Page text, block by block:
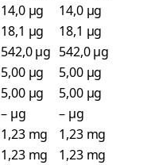
14,0 µg
14,0 µg
18,1 µg
18,1 µg
542,0 µg 542,0 µg
5,00 µg
5,00 µg
5,00 µg
5,00 µg
– µg
– µg
1,23 mg
1,23 mg
1,23 mg
1,23 mg